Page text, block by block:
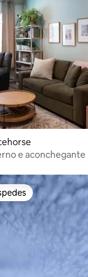
e aconchegante
dos hóspedes